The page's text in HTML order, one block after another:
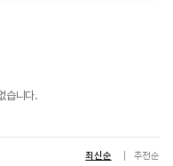
습니다.
최신순 추천순